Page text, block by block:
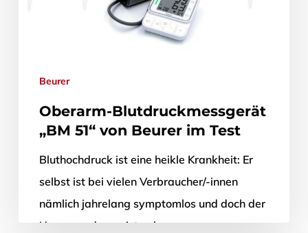
Beurer
Oberarm-Blutdruckmessgerät
„BM 51“ von Beurer im Test
Bluthochdruck ist eine heikle Krankheit: Er
selbst ist bei vielen Verbraucher/-innen
nämlich jahrelang symptomlos und doch der
Ursprung der meisten koronaren